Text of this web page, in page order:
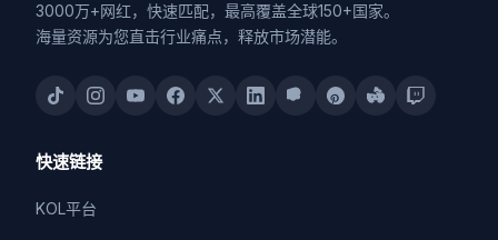
3000万+网红，快速匹配，最高覆盖全球150+国家。
海量资源为您直击行业痛点，释放市场潜能。
快速链接
KOL平台